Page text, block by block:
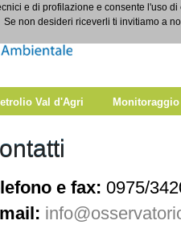
Val d'Agri Monitoraggio
e fax: 0975/
e di profilazione e consente l'uso
Se non desideri riceverli ti invitiamo a